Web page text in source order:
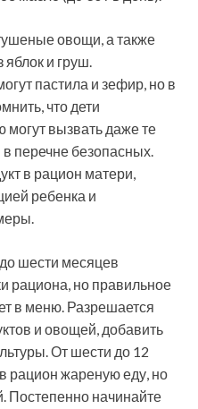
овощи, а также
и груш.
пастила и зефир, но в
что дети
вызвать даже те
перечне безопасных.
в рацион матери,
ребенка и
шести месяцев
рациона, но правильное
в меню. Разрешается
и овощей, добавить
От шести до 12
рацион жареную еду, но
Постепенно начинайте